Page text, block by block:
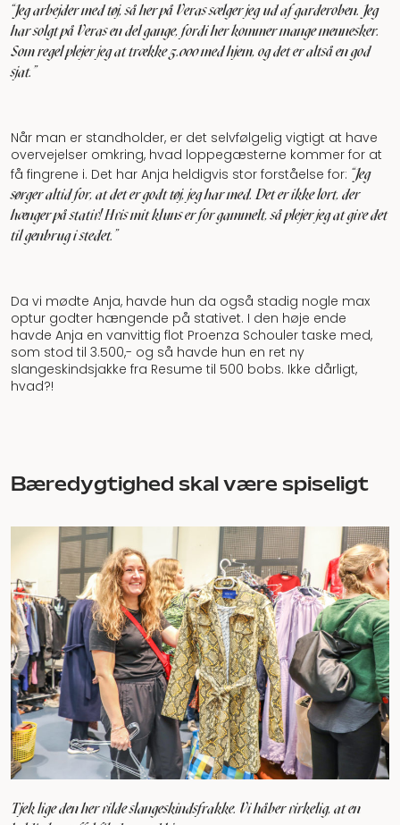
"Jeg arbejder med tøj, så her på Veras sælger jeg ud af garderoben. Jeg
har solgt på Veras en del gange, fordi her kommer mange mennesker.
Som regel plejer jeg at trække 5.000 med hjem, og det er altså en god
sjat.”
Når man er standholder, er det selvfølgelig vigtigt at have
overvejelser omkring, hvad loppegæsterne kommer for at
få fingrene i. Det har Anja heldigvis stor forståelse for: "Jeg
sørger altid for, at det er godt tøj, jeg har med. Det er ikke lort, der
hænger på stativ! Hvis mit kluns er for gammelt, så plejer jeg at give det
til genbrug i stedet.”
Da vi mødte Anja, havde hun da også stadig nogle max
optur godter hængende på stativet. I den høje ende
havde Anja en vanvittig flot Proenza Schouler taske med,
som stod til 3.500,- og så havde hun en ret ny
slangeskindsjakke fra Resume til 500 bobs. Ikke dårligt,
hvad?!
Bæredygtighed skal være spiseligt
Tjek lige den her vilde slangeskindsfrakke. Vi håber virkelig, at en